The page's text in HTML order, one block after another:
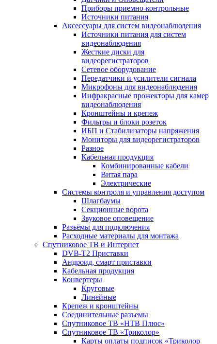
Приборы приемно-контрольные
Источники питания
Аксессуары для систем видеонаблюдения
Источники питания для систем
видеонаблюдения
Жесткие диски для
видеорегистраторов
Сетевое оборудование
Передатчики и усилители сигнала
Микрофоны для видеонаблюдения
Инфракрасные прожекторы для камер
видеонаблюдения
Кронштейны и крепеж
Фильтры и блоки розеток
ИБП и Стабилизаторы напряжения
Мониторы для видеорегистраторов
Разное
Кабельная продукция
Комбинированные кабели
Витая пара
Электрические
Системы контроля и управления доступом
Шлагбаумы
Секционные ворота
Звуковое оповещение
Разъёмы для подключения
Расходные материалы для монтажа
Спутниковое ТВ и Интернет
DVB-Т2 Приставки
Андроид, смарт приставки
Кабельная продукция
Конвертеры
Круговые
Линейные
Крепеж и кронштейны
Соединительные разъемы
Спутниковое ТВ «НТВ Плюс»
Спутниковое ТВ «Триколор»
Карты оплаты подписок «Триколор